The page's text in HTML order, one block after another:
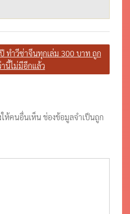
ทำวีซ่าจีนทุกเล่ม 300 บาท ถูก
านี้ไม่มีอีกแล้ว
ห้คนอื่นเห็น ช่องข้อมูลจำเป็นถูก